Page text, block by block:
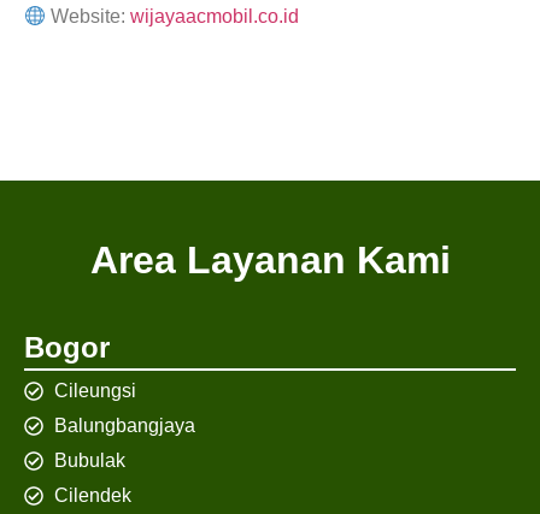
Website:wijayaacmobil.co.id
Area Layanan Kami
Bogor
Cileungsi
Balungbangjaya
Bubulak
Cilendek